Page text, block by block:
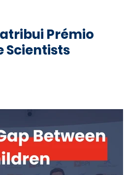
Prémio
Scientists